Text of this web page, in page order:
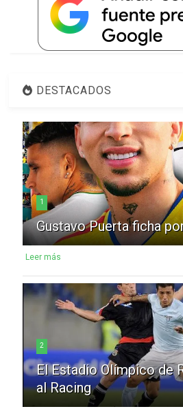
DESTACADOS
1
Gustavo Puerta ficha
Leer más
2
El Estadio Olímpico de
al Racing